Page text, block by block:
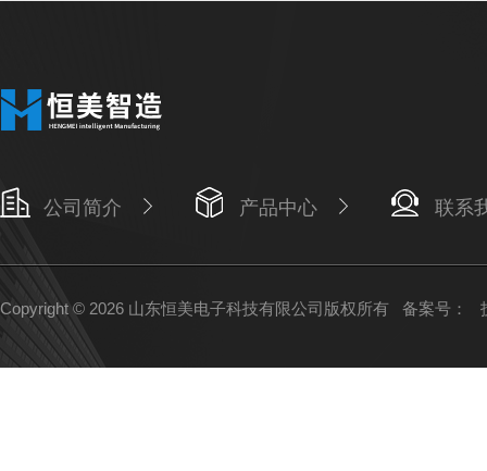
公司简介 产品中心 联系
Copyright © 2026 山东恒美电子科技有限公司版权所有 备案号：